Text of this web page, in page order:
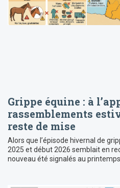
Grippe équine : à
rassemblements
reste de mise
Alors que l’épisode hivernal de
2025 et début 2026 semblait en
nouveau été signalés au